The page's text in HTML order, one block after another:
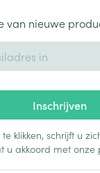
van nieuwe
Inschrijven
klikken, schrijft u
u akkoord met onze